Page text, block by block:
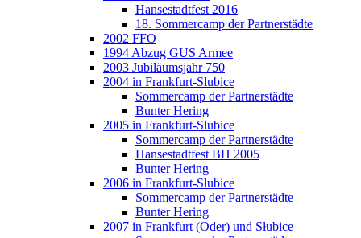
Hansestadtfest 2016
18. Sommercamp der Partnerstädte
2002 FFO
1994 Abzug GUS Armee
2003 Jubiläumsjahr 750
2004 in Frankfurt-Slubice
Sommercamp der Partnerstädte
Bunter Hering
2005 in Frankfurt-Slubice
Sommercamp der Partnerstädte
Hansestadtfest BH 2005
Bunter Hering
2006 in Frankfurt-Slubice
Sommercamp der Partnerstädte
Bunter Hering
2007 in Frankfurt (Oder) und Słubice